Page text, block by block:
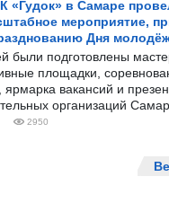
«Гудок» в Самаре
мероприятие,
Дня
были подготовлены
площадки,
ярмарка вакансий и
организаций
2950